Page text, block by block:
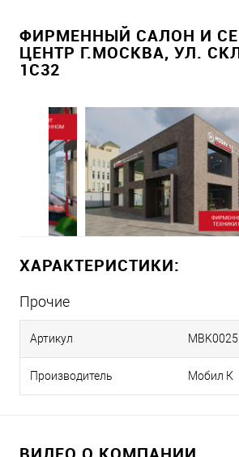
ФИРМЕННЫЙ САЛОН И
ЦЕНТР Г.МОСКВА, УЛ.
1С32
ХАРАКТЕРИСТИКИ:
Прочие
Артикул
Производитель Мобил К